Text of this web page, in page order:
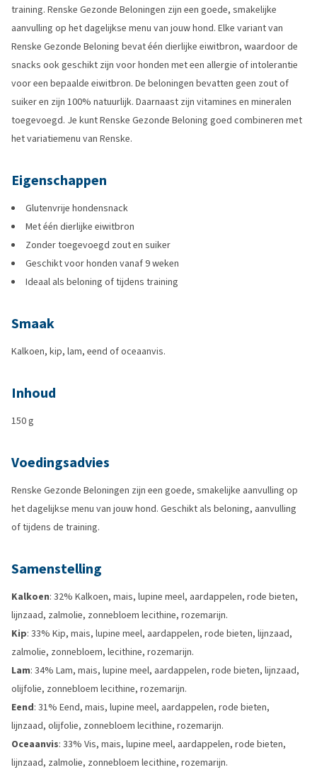
training. Renske Gezonde Beloningen zijn een goede, smakelijke
aanvulling op het dagelijkse menu van jouw hond. Elke variant van
Renske Gezonde Beloning bevat één dierlijke eiwitbron, waardoor de
snacks ook geschikt zijn voor honden met een allergie of intolerantie
voor een bepaalde eiwitbron. De beloningen bevatten geen zout of
suiker en zijn 100% natuurlijk. Daarnaast zijn vitamines en mineralen
toegevoegd. Je kunt Renske Gezonde Beloning goed combineren met
het variatiemenu van Renske.
Eigenschappen
Glutenvrije hondensnack
Met één dierlijke eiwitbron
Zonder toegevoegd zout en suiker
Geschikt voor honden vanaf 9 weken
Ideaal als beloning of tijdens training
Smaak
Kalkoen, kip, lam, eend of oceaanvis.
Inhoud
150 g
Voedingsadvies
Renske Gezonde Beloningen zijn een goede, smakelijke aanvulling op
het dagelijkse menu van jouw hond. Geschikt als beloning, aanvulling
of tijdens de training.
Samenstelling
Kalkoen: 32% Kalkoen, mais, lupine meel, aardappelen, rode bieten,
lijnzaad, zalmolie, zonnebloem lecithine, rozemarijn.
Kip: 33% Kip, mais, lupine meel, aardappelen, rode bieten, lijnzaad,
zalmolie, zonnebloem, lecithine, rozemarijn.
Lam: 34% Lam, mais, lupine meel, aardappelen, rode bieten, lijnzaad,
olijfolie, zonnebloem lecithine, rozemarijn.
Eend: 31% Eend, mais, lupine meel, aardappelen, rode bieten,
lijnzaad, olijfolie, zonnebloem lecithine, rozemarijn.
Oceaanvis: 33% Vis, mais, lupine meel, aardappelen, rode bieten,
lijnzaad, zalmolie, zonnebloem lecithine, rozemarijn.